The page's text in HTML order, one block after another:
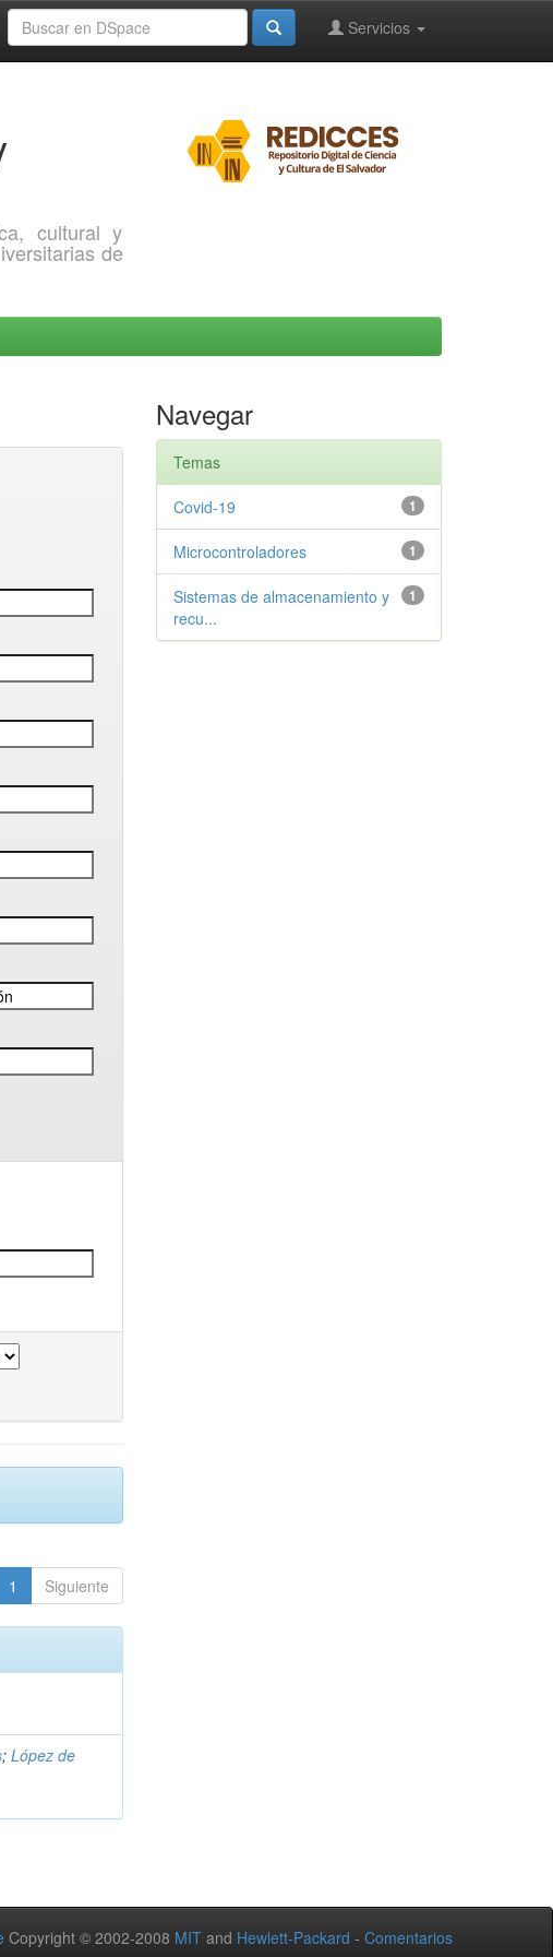
Servicios
cultural y
de
1 Siguiente
;López de
Navegar
Temas
1
Covid-19
1
Microcontroladores
1
Sistemas de almacenamiento y
recu...
Copyright © 2002-2008 MIT and Hewlett-Packard - Comentarios